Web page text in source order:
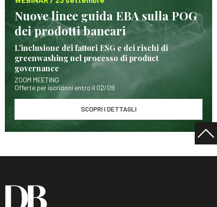
Nuove linee guida EBA sulla POG
dei prodotti bancari
L’inclusione dei fattori ESG e dei rischi di
greenwashing nel processo di product
governance
ZOOM MEETING
Offerte per iscrizioni entro il 02/09
SCOPRI I DETTAGLI